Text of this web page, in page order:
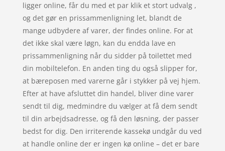
ligger online, får du med et par klik et stort udvalg ,
og det gør en prissammenligning let, blandt de
mange udbydere af varer, der findes online. For at
det ikke skal være løgn, kan du endda lave en
prissammenligning når du sidder på toilettet med
din mobiltelefon. En anden ting du også slipper for,
at bæreposen med varerne går i stykker på vej hjem.
Efter at have afsluttet din handel, bliver dine varer
sendt til dig, medmindre du vælger at få dem sendt
til din arbejdsadresse, og få den løsning, der passer
bedst for dig. Den irriterende kassekø undgår du ved
at handle online der er ingen kø online – det er bare